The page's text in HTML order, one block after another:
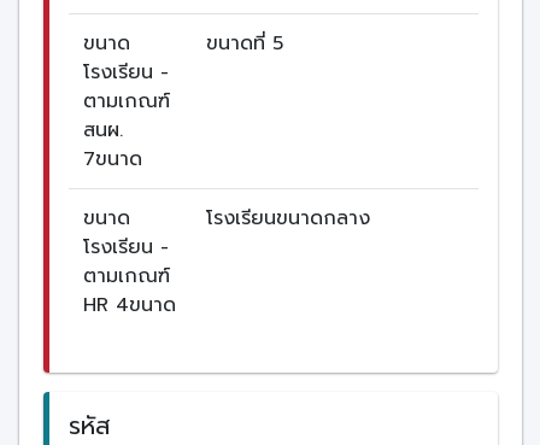
ขนาด
โรงเรียน -
ตามเกณฑ์
สนผ.
7ขนาด
ขนาดที่ 5
ขนาด
โรงเรียน -
ตามเกณฑ์
HR 4ขนาด
โรงเรียนขนาดกลาง
รหัส